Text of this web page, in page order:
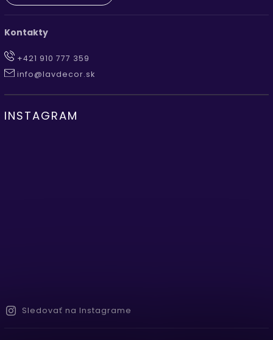
Kontakty
+421 910 777 359
info@lavdecor.sk
INSTAGRAM
Sledovať na Instagrame